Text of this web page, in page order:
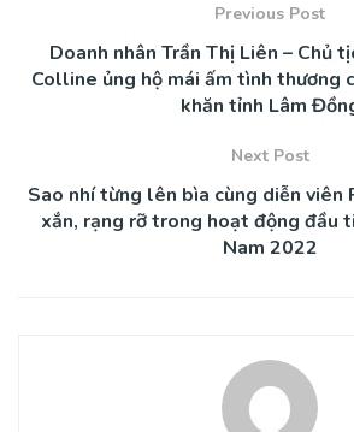
Previous Post
Doanh nhân Trần Thị Liên – Chủ
Colline ủng hộ mái ấm tình thương
khăn tỉnh Lâm
Next Post
Sao nhí từng lên bìa cùng diễn viên
xắn, rạng rỡ trong hoạt động đầu
Nam 2022